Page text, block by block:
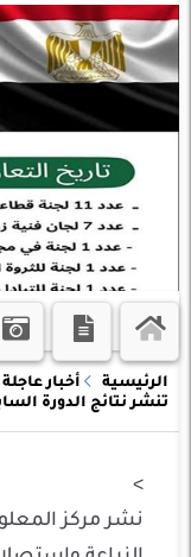
الرئيسية أخبار عاجلة
تنشر نتائج الدورة
>
نشر مركز